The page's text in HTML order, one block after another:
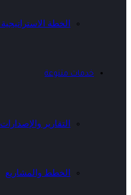
الخطة الاستراتيجية 2023-2027م
خدمات متنوعة
التقارير والإصدارات
الخطط والمشاريع